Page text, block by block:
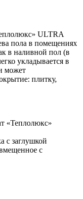
ULTRA
пола в помещениях
в наливной пол (в
укладывается в
может
плитку,
«Теплолюкс»
с заглушкой
с